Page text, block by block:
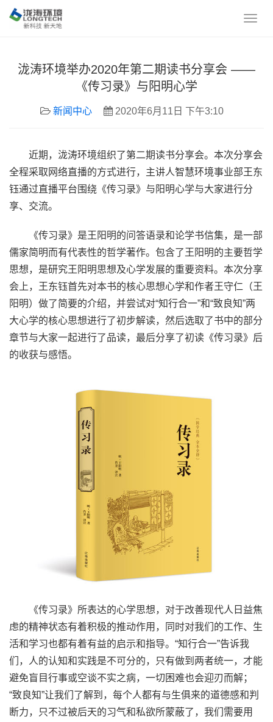
泷涛环境举办2020年第二期读书分享会 ——
《传习录》与阳明心学
新闻中心 2020年6月11日 下午3:10
近期，泷涛环境组织了第二期读书分享会。本次分享会
全程采取网络直播的方式进行，主讲人智慧环境事业部王东
钰通过直播平台围绕《传习录》与阳明心学与大家进行分
享、交流。
《传习录》是王阳明的问答语录和论学书信集，是一部
儒家简明而有代表性的哲学著作。包含了王阳明的主要哲学
思想，是研究王阳明思想及心学发展的重要资料。本次分享
会上，王东钰首先对本书的核心思想心学和作者王守仁（王
阳明）做了简要的介绍，并尝试对“知行合一”和“致良知”两
大心学的核心思想进行了初步解读，然后选取了书中的部分
章节与大家一起进行了品读，最后分享了初读《传习录》后
的收获与感悟。
《传习录》所表达的心学思想，对于改善现代人日益焦
虑的精神状态有着积极的推动作用，同时对我们的工作、生
活和学习也都有着有益的启示和指导。“知行合一”告诉我
们，人的认知和实践是不可分的，只有做到两者统一，才能
避免盲目行事或空谈不实之病，一切困难也会迎刃而解；
“致良知”让我们了解到，每个人都有与生俱来的道德感和判
断力，只不过被后天的习气和私欲所蒙蔽了，我们需要用